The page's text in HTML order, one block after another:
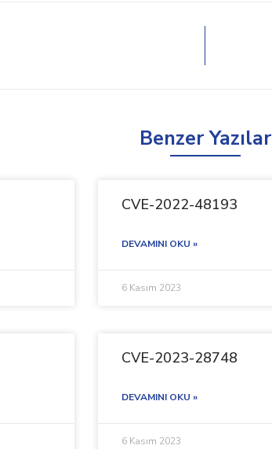
Benzer Yazılar
CVE-2022-48193
DEVAMINI OKU »
6 Kasım 2023
CVE-2023-28748
DEVAMINI OKU »
6 Kasım 2023